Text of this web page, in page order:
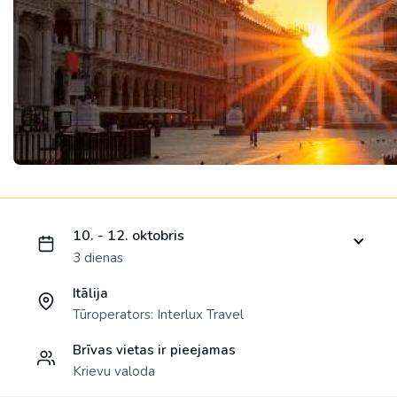
10. - 12. oktobris
3 dienas
Itālija
Tūroperators: Interlux Travel
Brīvas vietas ir pieejamas
Krievu valoda